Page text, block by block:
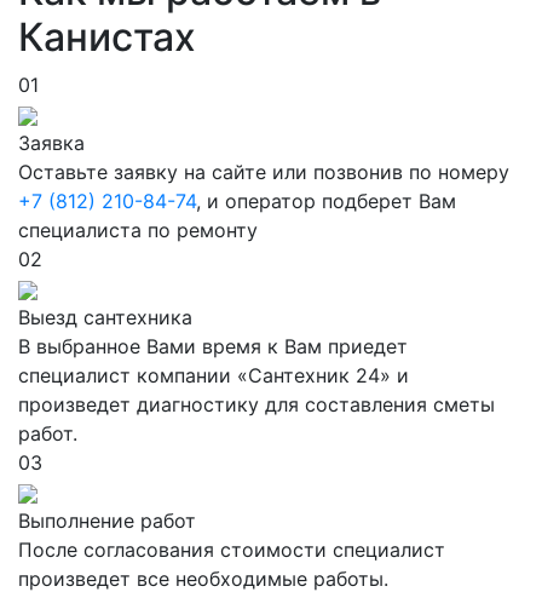
Канистах
01
Заявка
Оставьте заявку на сайте или позвонив по номеру
+7 (812) 210-84-74, и оператор подберет Вам
специалиста по ремонту
02
Выезд сантехника
В выбранное Вами время к Вам приедет
специалист компании «Сантехник 24» и
произведет диагностику для составления сметы
работ.
03
Выполнение работ
После согласования стоимости специалист
произведет все необходимые работы.